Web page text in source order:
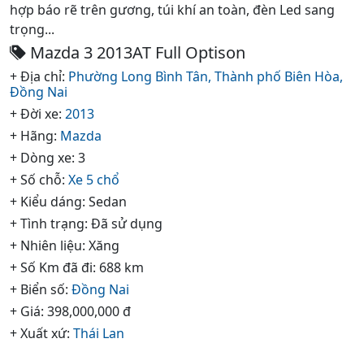
hợp báo rẽ trên gương, túi khí an toàn, đèn Led sang
trọng...
Mazda 3 2013AT Full Optison
+ Địa chỉ: Phường Long Bình Tân, Thành phố Biên Hòa,
Đồng Nai
+ Đời xe: 2013
+ Hãng: Mazda
+ Dòng xe: 3
+ Số chỗ: Xe 5 chổ
+ Kiểu dáng: Sedan
+ Tình trạng: Đã sử dụng
+ Nhiên liệu: Xăng
+ Số Km đã đi: 688 km
+ Biển số: Đồng Nai
+ Giá: 398,000,000 đ
+ Xuất xứ: Thái Lan